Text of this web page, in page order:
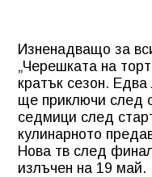
Изненадващо за
„Черешката на
кратък сезон.
ще приключи след
седмици след
кулинарното
Нова тв след
излъчен на 19 май.